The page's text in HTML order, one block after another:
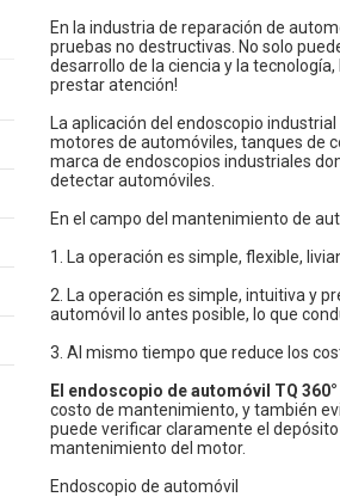
En la industria de reparación de
pruebas no destructivas. No solo
desarrollo de la ciencia y la
prestar atención!
La aplicación del endoscopio
motores de automóviles, tanques de
marca de endoscopios industriales
detectar automóviles.
En el campo del mantenimiento de
1. La operación es simple, flexible,
2. La operación es simple, intuitiva y
automóvil lo antes posible, lo que
3. Al mismo tiempo que reduce los
El endoscopio de automóvil TQ 360°
costo de mantenimiento, y también
puede verificar claramente el
mantenimiento del motor.
Endoscopio de automóvil